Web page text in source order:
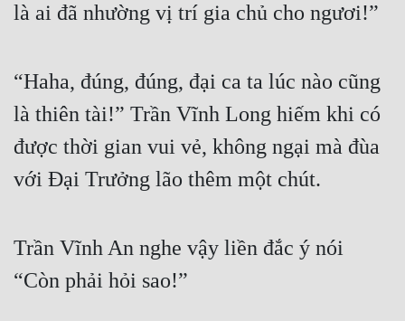
là ai đã nhường vị trí gia chủ cho ngươi!”
“Haha, đúng, đúng, đại ca ta lúc nào cũng
là thiên tài!” Trần Vĩnh Long hiếm khi có
được thời gian vui vẻ, không ngại mà đùa
với Đại Trưởng lão thêm một chút.
Trần Vĩnh An nghe vậy liền đắc ý nói
“Còn phải hỏi sao!”